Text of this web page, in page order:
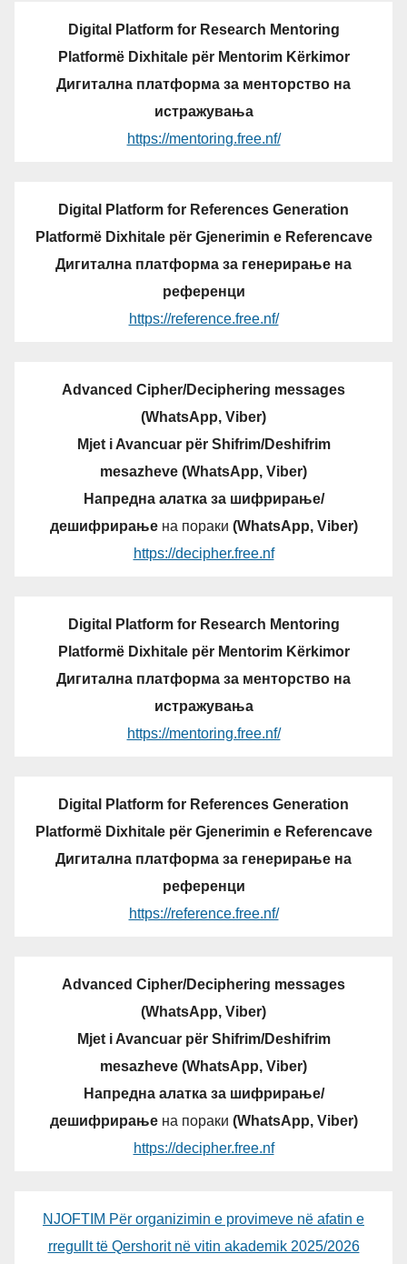
Digital Platform for Research Mentoring
Platformë Dixhitale për Mentorim Kërkimor
Дигитална платформа за менторство на
истражувања
https://mentoring.free.nf/
Digital Platform for References Generation
Platformë Dixhitale për Gjenerimin e Referencave
Дигитална платформа за генерирање на
референци
https://reference.free.nf/
Advanced Cipher/Deciphering messages
(WhatsApp, Viber)
Mjet i Avancuar për Shifrim/Deshifrim
mesazheve (WhatsApp, Viber)
Напредна алатка за шифрирање/
дешифрирањена пораки (WhatsApp, Viber)
https://decipher.free.nf
Digital Platform for Research Mentoring
Platformë Dixhitale për Mentorim Kërkimor
Дигитална платформа за менторство на
истражувања
https://mentoring.free.nf/
Digital Platform for References Generation
Platformë Dixhitale për Gjenerimin e Referencave
Дигитална платформа за генерирање на
референци
https://reference.free.nf/
Advanced Cipher/Deciphering messages
(WhatsApp, Viber)
Mjet i Avancuar për Shifrim/Deshifrim
mesazheve (WhatsApp, Viber)
Напредна алатка за шифрирање/
дешифрирањена пораки (WhatsApp, Viber)
https://decipher.free.nf
NJOFTIM Për organizimin e provimeve në afatin e
rregullt të Qershorit në vitin akademik 2025/2026